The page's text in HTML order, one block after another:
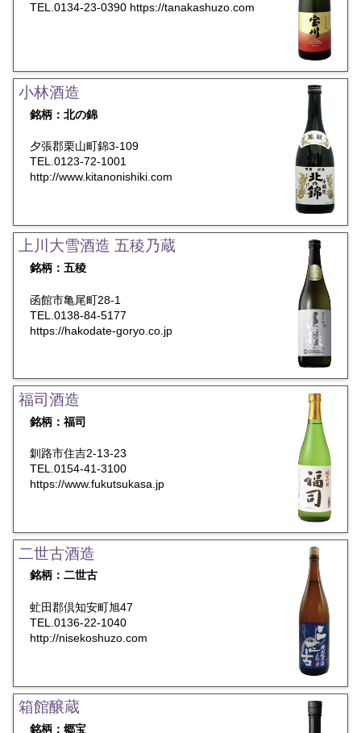
TEL.0134-23-0390 https://tanakashuzo.com
小林酒造
銘柄：北の錦
夕張郡栗山町錦3-109
TEL.0123-72-1001
http://www.kitanonishiki.com
上川大雪酒造 五稜乃蔵
銘柄：五稜
函館市亀尾町28-1
TEL.0138-84-5177
https://hakodate-goryo.co.jp
福司酒造
銘柄：福司
釧路市住吉2-13-23
TEL.0154-41-3100
https://www.fukutsukasa.jp
二世古酒造
銘柄：二世古
虻田郡倶知安町旭47
TEL.0136-22-1040
http://nisekoshuzo.com
箱館醸蔵
銘柄：郷宝